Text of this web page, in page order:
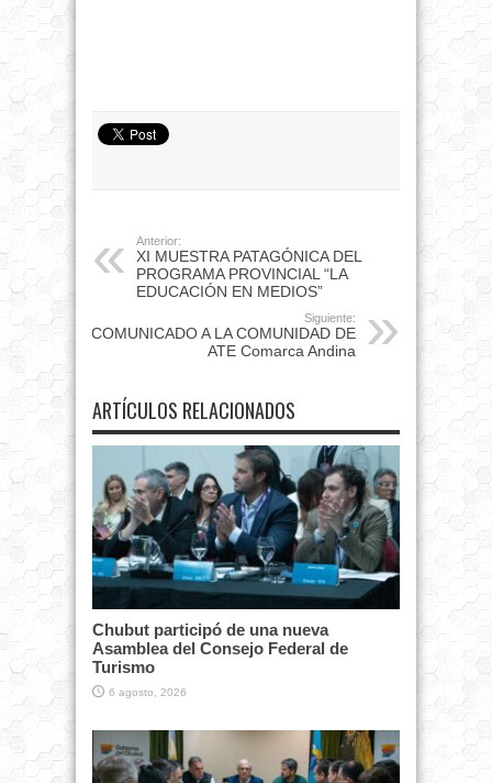
Anterior:
XI MUESTRA PATAGÓNICA DEL
PROGRAMA PROVINCIAL “LA
EDUCACIÓN EN MEDIOS”
Siguiente:
COMUNICADO A LA COMUNIDAD DE
ATE Comarca Andina
ARTÍCULOS RELACIONADOS
Chubut participó de una nueva
Asamblea del Consejo Federal de
Turismo
6 agosto, 2026